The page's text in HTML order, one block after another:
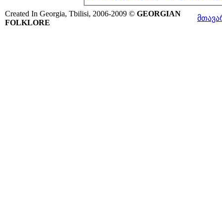
Created In Georgia, Tbilisi, 2006-2009 © GEORGIAN
FOLKLORE